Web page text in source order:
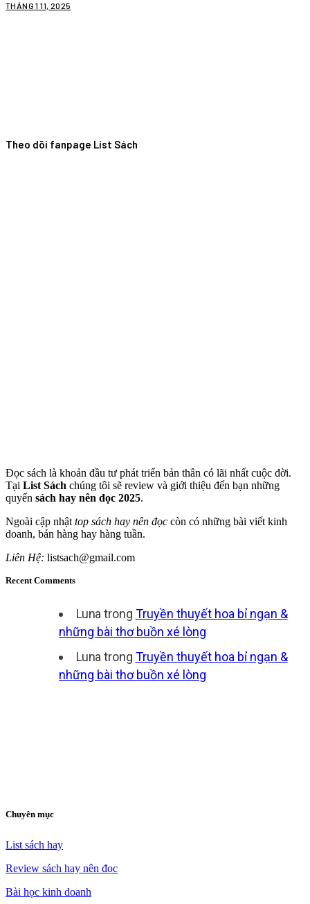
THÁNG 1 11, 2025
Theo dõi fanpage List Sách
Đọc sách là khoản đầu tư phát triển bản thân có lãi nhất cuộc đời.
Tại List Sách chúng tôi sẽ review và giới thiệu đến bạn những
quyển sách hay nên đọc 2025.
Ngoài cập nhật top sách hay nên đọc còn có những bài viết kinh
doanh, bán hàng hay hàng tuần.
Liên Hệ: listsach@gmail.com
Recent Comments
Luna trong Truyền thuyết hoa bỉ ngạn &
những bài thơ buồn xé lòng
Luna trong Truyền thuyết hoa bỉ ngạn &
những bài thơ buồn xé lòng
Chuyên mục
List sách hay
Review sách hay nên đọc
Bài học kinh doanh